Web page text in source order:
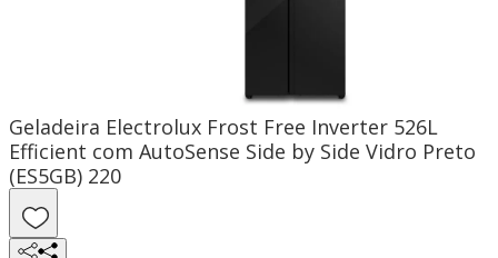
Geladeira Electrolux Frost Free Inverter 526L
Efficient com AutoSense Side by Side Vidro Preto
(ES5GB) 220